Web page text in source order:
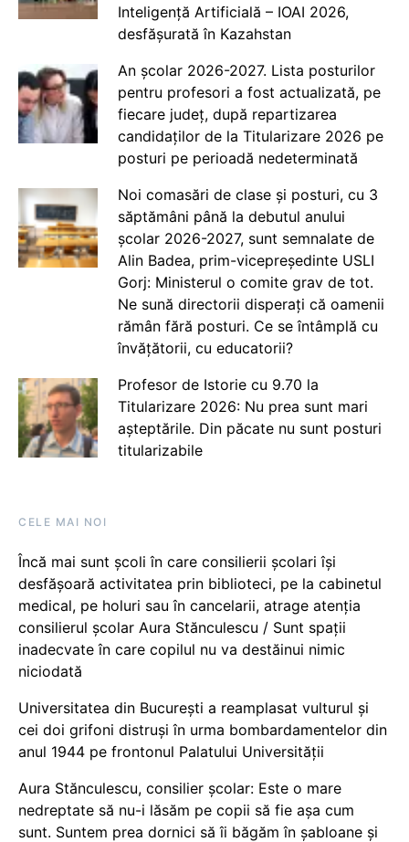
Inteligență Artificială – IOAI 2026,
desfășurată în Kazahstan
An școlar 2026-2027. Lista posturilor
pentru profesori a fost actualizată, pe
fiecare județ, după repartizarea
candidaților de la Titularizare 2026 pe
posturi pe perioadă nedeterminată
Noi comasări de clase și posturi, cu 3
săptămâni până la debutul anului
școlar 2026-2027, sunt semnalate de
Alin Badea, prim-vicepreședinte USLI
Gorj: Ministerul o comite grav de tot.
Ne sună directorii disperați că oamenii
rămân fără posturi. Ce se întâmplă cu
învățătorii, cu educatorii?
Profesor de Istorie cu 9.70 la
Titularizare 2026: Nu prea sunt mari
așteptările. Din păcate nu sunt posturi
titularizabile
CELE MAI NOI
Încă mai sunt școli în care consilierii școlari își
desfășoară activitatea prin biblioteci, pe la cabinetul
medical, pe holuri sau în cancelarii, atrage atenția
consilierul școlar Aura Stănculescu / Sunt spații
inadecvate în care copilul nu va destăinui nimic
niciodată
Universitatea din București a reamplasat vulturul și
cei doi grifoni distruși în urma bombardamentelor din
anul 1944 pe frontonul Palatului Universității
Aura Stănculescu, consilier școlar: Este o mare
nedreptate să nu-i lăsăm pe copii să fie așa cum
sunt. Suntem prea dornici să îi băgăm în șabloane și